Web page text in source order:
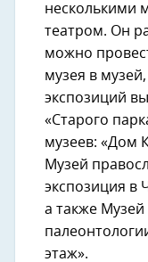
несколькими
театром. Он
можно
музея в
экспозиций
«Старого
музеев: «Дом
Музей
экспозиция в
а также
этаж».